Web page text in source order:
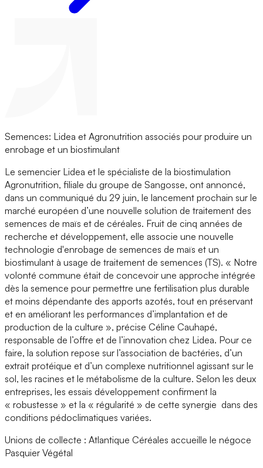
Semences: Lidea et Agronutrition associés pour produire un
enrobage et un biostimulant
Le semencier Lidea et le spécialiste de la biostimulation
Agronutrition, filiale du groupe de Sangosse, ont annoncé,
dans un communiqué du 29 juin, le lancement prochain sur le
marché européen d’une nouvelle solution de traitement des
semences de maïs et de céréales. Fruit de cinq années de
recherche et développement, elle associe une nouvelle
technologie d'enrobage de semences de maïs et un
biostimulant à usage de traitement de semences (TS). « Notre
volonté commune était de concevoir une approche intégrée
dès la semence pour permettre une fertilisation plus durable
et moins dépendante des apports azotés, tout en préservant
et en améliorant les performances d’implantation et de
production de la culture », précise Céline Cauhapé,
responsable de l’offre et de l’innovation chez Lidea. Pour ce
faire, la solution repose sur l’association de bactéries, d’un
extrait protéique et d’un complexe nutritionnel agissant sur le
sol, les racines et le métabolisme de la culture. Selon les deux
entreprises, les essais développement confirment la
« robustesse » et la « régularité » de cette synergie dans des
conditions pédoclimatiques variées.
Unions de collecte : Atlantique Céréales accueille le négoce
Pasquier Végétal